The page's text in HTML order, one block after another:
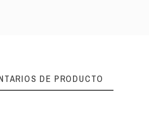
DE PRODUCTO